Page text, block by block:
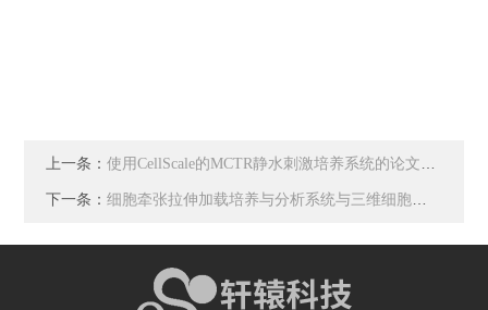
上一条：使用CellScale的MCTR静水刺激培养系统的论文介绍-细胞压缩，细胞静水压
下一条：细胞牵张拉伸加载培养与分析系统与三维细胞（组织）牵引拉伸加载培养与分析